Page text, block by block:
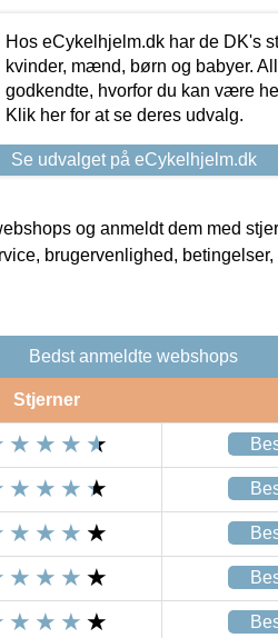
Hos eCykelhjelm.dk har de DK's
kvinder, mænd, børn og babyer.
godkendte, hvorfor du kan være
Klik her for at se deres udvalg.
Se udvalget på eCykelhjelm.dk
og anmeldt dem med
brugervenlighed,
Bedst anmeldte webshops
Stjerner